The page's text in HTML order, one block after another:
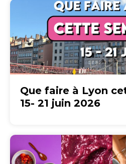
Que faire à Lyon
15- 21 juin 2026